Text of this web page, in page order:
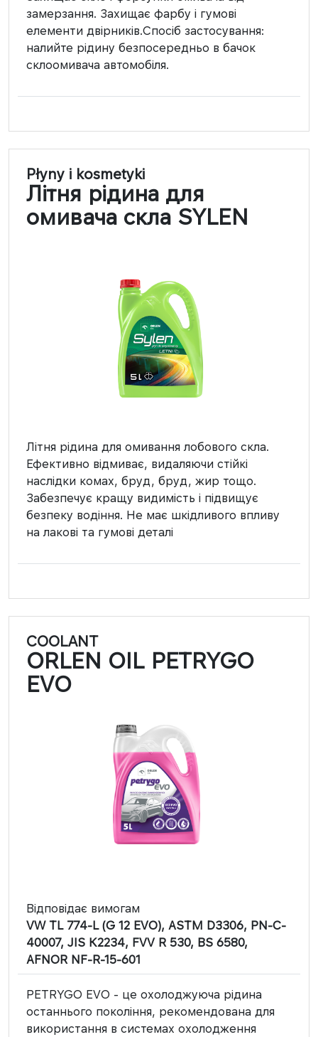
замерзання. Захищає фарбу і гумові
елементи двірників.Спосіб застосування:
налийте рідину безпосередньо в бачок
склоомивача автомобіля.
Płyny i kosmetyki
Літня рідина для
омивача скла SYLEN
Літня рідина для омивання лобового скла.
Ефективно відмиває, видаляючи стійкі
наслідки комах, бруд, бруд, жир тощо.
Забезпечує кращу видимість і підвищує
безпеку водіння. Не має шкідливого впливу
на лакові та гумові деталі
COOLANT
ORLEN OIL PETRYGO
EVO
Відповідає вимогам
VW TL 774-L (G 12 EVO), ASTM D3306, PN-C-
40007, JIS K2234, FVV R 530, BS 6580,
AFNOR NF-R-15-601
PETRYGO EVO - це охолоджуюча рідина
останнього покоління, рекомендована для
використання в системах охолодження